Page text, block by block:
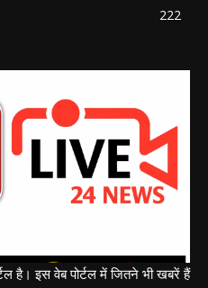
222
है। इस वेब पोर्टल में जितने भी खबरें हैं